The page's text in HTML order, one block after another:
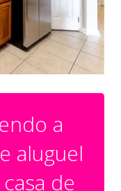
a
aluguel
de